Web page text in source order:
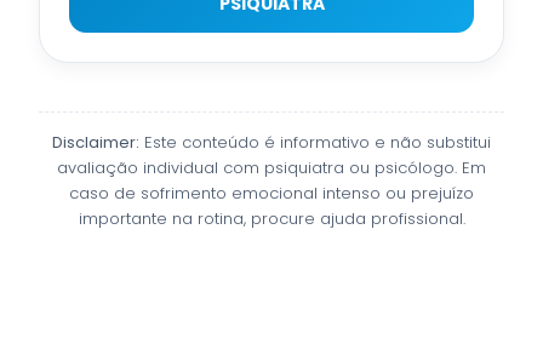
Disclaimer: Este conteúdo é informativo e não substitui
avaliação individual com psiquiatra ou psicólogo. Em
caso de sofrimento emocional intenso ou prejuízo
importante na rotina, procure ajuda profissional.